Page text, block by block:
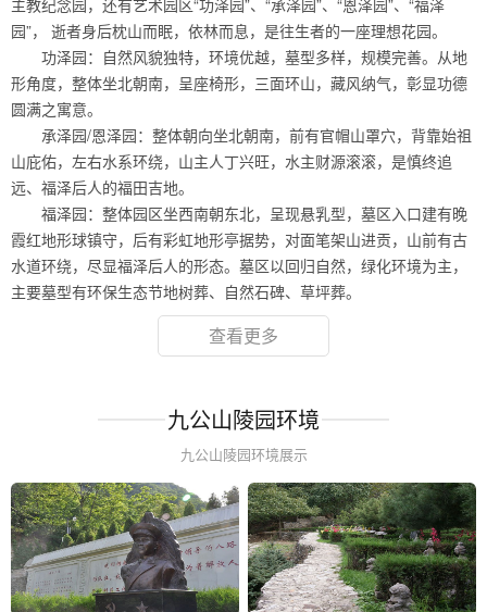
园”， 逝者身后枕山而眠，依林而息，是往生者的一座理想花园。
功泽园：自然风貌独特，环境优越，墓型多样，规模完善。从地
形角度，整体坐北朝南，呈座椅形，三面环山，藏风纳气，彰显功德
圆满之寓意。
承泽园/恩泽园：整体朝向坐北朝南，前有官帽山罩穴，背靠始祖
山庇佑，左右水系环绕，山主人丁兴旺，水主财源滚滚，是慎终追
远、福泽后人的福田吉地。
福泽园：整体园区坐西南朝东北，呈现悬乳型，墓区入口建有晚
霞红地形球镇守，后有彩虹地形亭据势，对面笔架山进贡，山前有古
水道环绕，尽显福泽后人的形态。墓区以回归自然，绿化环境为主，
主要墓型有环保生态节地树葬、自然石碑、草坪葬。
查看更多
九公山陵园环境
九公山陵园环境展示